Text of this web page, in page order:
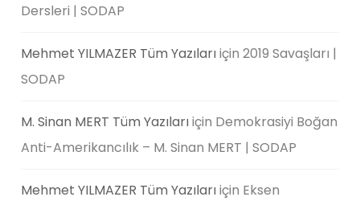
Dersleri | SODAP
Mehmet YILMAZER Tüm Yazılarıiçin2019 Savaşları |
SODAP
M. Sinan MERT Tüm Yazılarıiçin Demokrasiyi Boğan
Anti-Amerikancılık – M. Sinan MERT | SODAP
Mehmet YILMAZER Tüm Yazılarıiçin Eksen